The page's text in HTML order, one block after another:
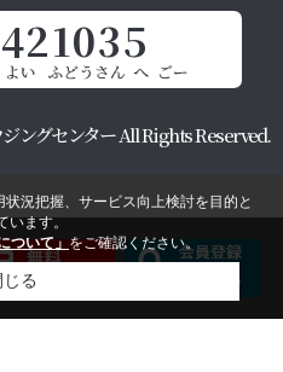
ングセンター All Rights Reserved.
況把握、サービス向上検討を目的と
います。
ついて」 をご確認ください。
じる